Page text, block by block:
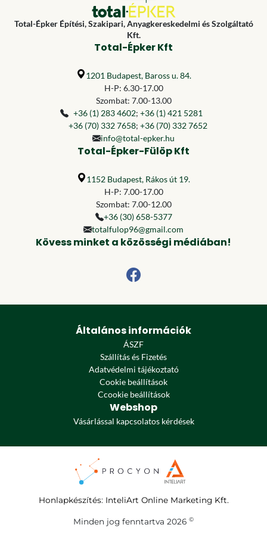
Total-Épker Építési, Szakipari, Anyagkereskedelmi és Szolgáltató
Kft.
Total-Épker Kft
1201 Budapest, Baross u. 84.
H-P: 6.30-17.00
Szombat: 7.00-13.00
+36 (1) 283 4602; +36 (1) 421 5281
+36 (70) 332 7658; +36 (70) 332 7652
info@total-epker.hu
Total-Épker-Fülöp Kft
1152 Budapest, Rákos út 19.
H-P: 7.00-17.00
Szombat: 7.00-12.00
+36 (30) 658-5377
totalfulop96@gmail.com
Kövess minket a közösségi médiában!
Általános információk
ÁSZF
Szállítás és Fizetés
Adatvédelmi tájékoztató
Cookie beállítások
Ccookie beállítások
Webshop
Vásárlással kapcsolatos kérdések
Honlapkészítés: InteliArt Online Marketing Kft.
Minden jog fenntartva 2026 ©